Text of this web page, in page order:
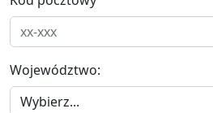
Województwo: